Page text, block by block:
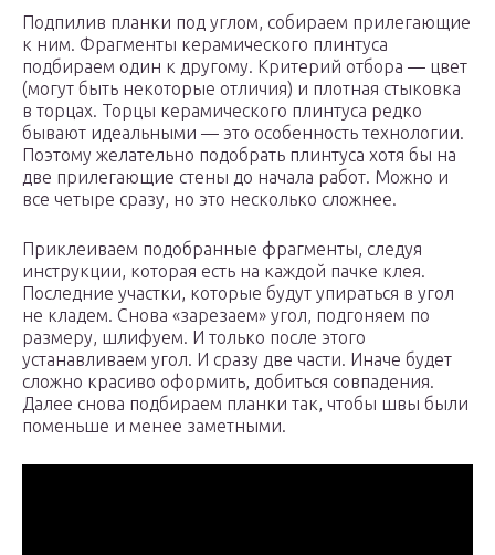
Подпилив планки под углом, собираем прилегающие
к ним. Фрагменты керамического плинтуса
подбираем один к другому. Критерий отбора — цвет
(могут быть некоторые отличия) и плотная стыковка
в торцах. Торцы керамического плинтуса редко
бывают идеальными — это особенность технологии.
Поэтому желательно подобрать плинтуса хотя бы на
две прилегающие стены до начала работ. Можно и
все четыре сразу, но это несколько сложнее.
Приклеиваем подобранные фрагменты, следуя
инструкции, которая есть на каждой пачке клея.
Последние участки, которые будут упираться в угол
не кладем. Снова «зарезаем» угол, подгоняем по
размеру, шлифуем. И только после этого
устанавливаем угол. И сразу две части. Иначе будет
сложно красиво оформить, добиться совпадения.
Далее снова подбираем планки так, чтобы швы были
поменьше и менее заметными.